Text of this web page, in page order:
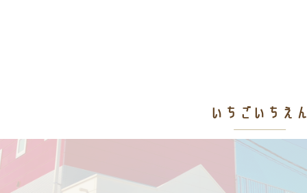
いちごいちえ